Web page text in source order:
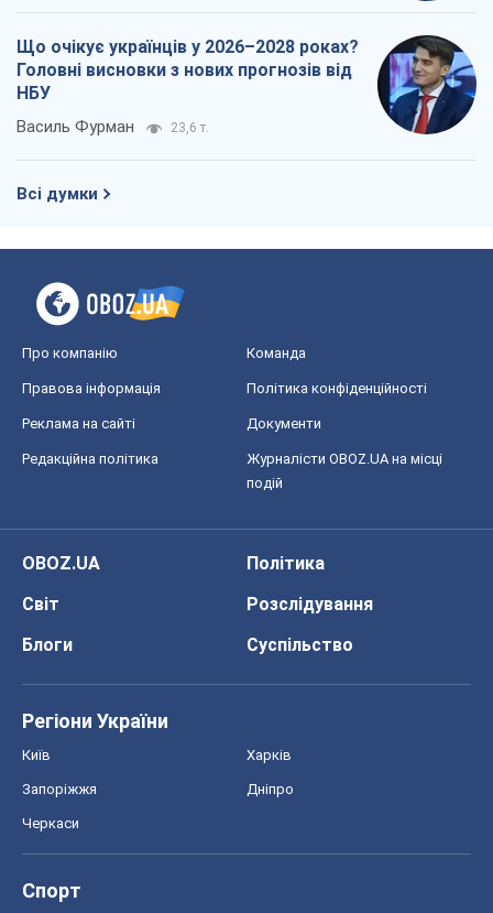
Що очікує українців у 2026–2028 роках?
Головні висновки з нових прогнозів від
НБУ
Василь Фурман 23,6 т.
Всі думки
Про компанію Команда
Правова інформація Політика конфіденційності
Реклама на сайті Документи
Редакційна політика
Журналісти OBOZ.UA на місці
подій
OBOZ.UA
Політика
Світ
Розслідування
Блоги
Суспільство
Регіони України
Київ Харків
Запоріжжя Дніпро
Черкаси
Спорт